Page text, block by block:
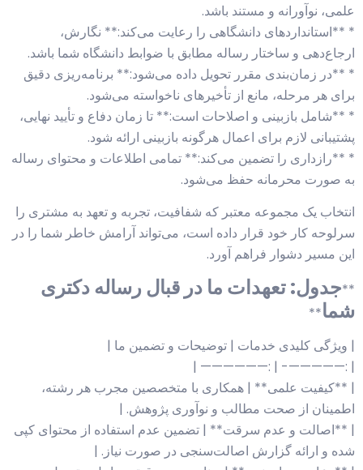
علمی، نوآورانه و مستند باشد.
* **استانداردهای دانشگاهی را رعایت می‌کند:** نگارش،
ارجاع‌دهی و ساختار رساله مطابق با ضوابط دانشگاه شما باشد.
* **در زمان‌بندی مقرر تحویل داده می‌شود:** برنامه‌ریزی دقیق
برای هر مرحله، مانع از تأخیرهای ناخواسته می‌شود.
* **شامل بازبینی و اصلاحات است:** تا زمان دفاع و تأیید نهایی،
پشتیبانی لازم برای اعمال هرگونه بازبینی ارائه شود.
* **رازداری را تضمین می‌کند:** تمامی اطلاعات و محتوای رساله
به صورت محرمانه حفظ می‌شود.
انتخاب یک مجموعه معتبر که شفافیت، تجربه و تعهد به مشتری را
سرلوحه کار خود قرار داده است، می‌تواند آرامش خاطر شما را در
این مسیر دشوار فراهم آورد.
**جدول: تعهدات ما در قبال رساله دکتری
شما**
| ویژگی کلیدی خدمات | توضیحات و تضمین ما |
| :—————- | :—————— |
| **کیفیت علمی** | همکاری با متخصصین مجرب هر رشته،
اطمینان از صحت مطالب و نوآوری پژوهش. |
| **اصالت و عدم سرقت** | تضمین عدم استفاده از محتوای کپی
شده و ارائه گزارش اصالت‌سنجی در صورت نیاز. |